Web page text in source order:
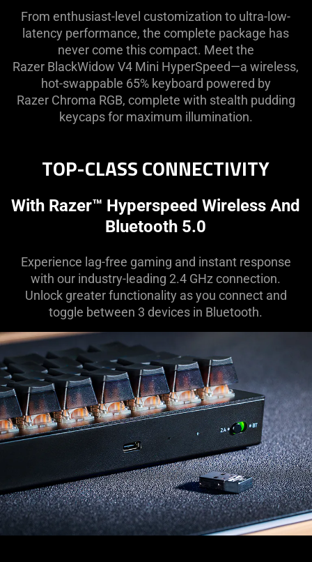
From enthusiast-level customization to ultra-low-
latency performance, the complete package has
never come this compact. Meet the
Razer BlackWidow V4 Mini HyperSpeed—a wireless,
hot-swappable 65% keyboard powered by
Razer Chroma RGB, complete with stealth pudding
keycaps for maximum illumination.
TOP-CLASS CONNECTIVITY
With Razer™ Hyperspeed Wireless And
Bluetooth 5.0
Experience lag-free gaming and instant response
with our industry-leading 2.4 GHz connection.
Unlock greater functionality as you connect and
toggle between 3 devices in Bluetooth.